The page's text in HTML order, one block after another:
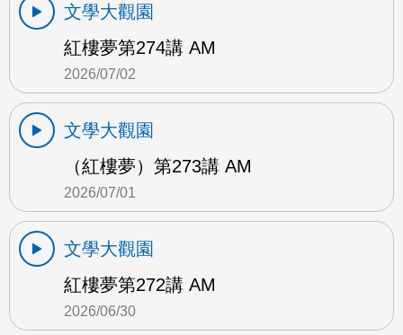
文學大觀園
紅樓夢第274講 AM
2026/07/02
文學大觀園
（紅樓夢）第273講 AM
2026/07/01
文學大觀園
紅樓夢第272講 AM
2026/06/30